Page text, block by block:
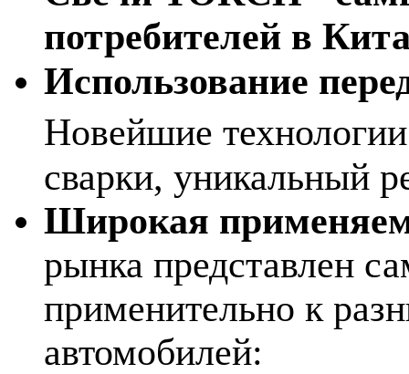
потребителей в
Использование
Новейшие
сварки, уникальный
Широкая
рынка представлен
применительно к
автомобилей: